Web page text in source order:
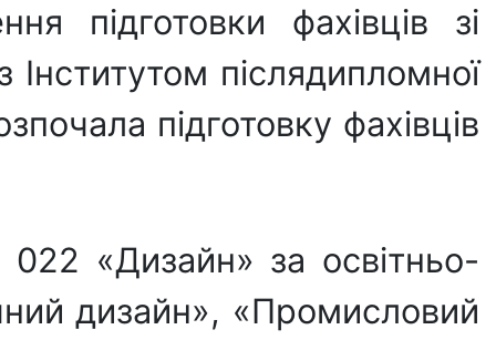
підготовки фахівців зі
післядипломної
підготовку фахівців
«Дизайн» за освітньо-
дизайн», «Промисловий